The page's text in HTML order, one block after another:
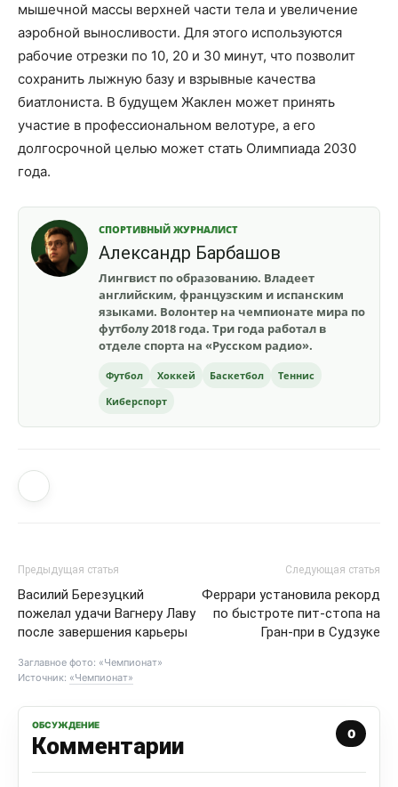
мышечной массы верхней части тела и увеличение
аэробной выносливости. Для этого используются
рабочие отрезки по 10, 20 и 30 минут, что позволит
сохранить лыжную базу и взрывные качества
биатлониста. В будущем Жаклен может принять
участие в профессиональном велотуре, а его
долгосрочной целью может стать Олимпиада 2030
года.
СПОРТИВНЫЙ ЖУРНАЛИСТ
Александр Барбашов
Лингвист по образованию. Владеет
английским, французским и испанским
языками. Волонтер на чемпионате мира по
футболу 2018 года. Три года работал в
отделе спорта на «Русском радио».
Футбол Хоккей Баскетбол
Теннис
Киберспорт
Предыдущая статья
Василий Березуцкий
пожелал удачи Вагнеру Лаву
после завершения карьеры
Следующая статья
Феррари установила рекорд
по быстроте пит-стопа на
Гран-при в Судзуке
Заглавное фото: «Чемпионат»
Источник: «Чемпионат»
ОБСУЖДЕНИЕ
Комментарии 0